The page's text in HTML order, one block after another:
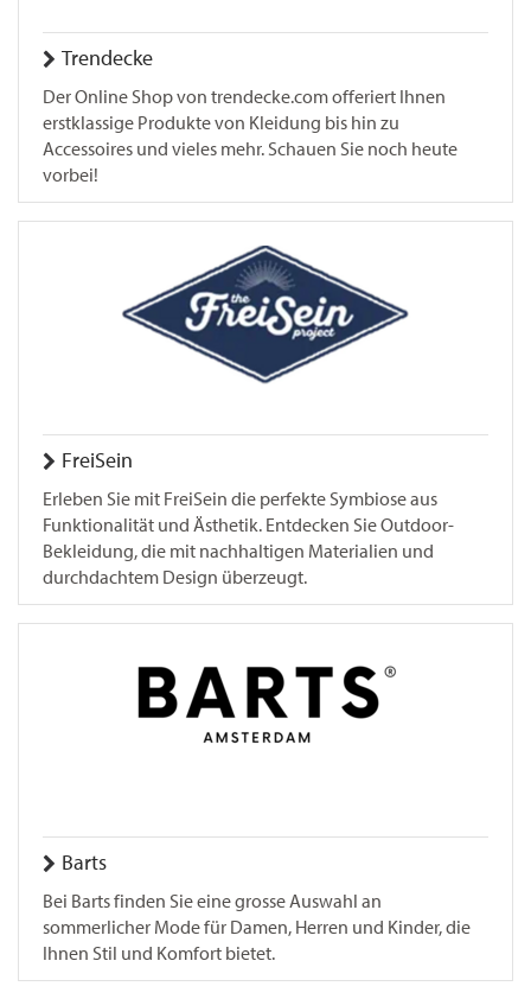
Trendecke
Der Online Shop von trendecke.com offeriert Ihnen
erstklassige Produkte von Kleidung bis hin zu
Accessoires und vieles mehr. Schauen Sie noch heute
vorbei!
FreiSein
Erleben Sie mit FreiSein die perfekte Symbiose aus
Funktionalität und Ästhetik. Entdecken Sie Outdoor-
Bekleidung, die mit nachhaltigen Materialien und
durchdachtem Design überzeugt.
Barts
Bei Barts finden Sie eine grosse Auswahl an
sommerlicher Mode für Damen, Herren und Kinder, die
Ihnen Stil und Komfort bietet.